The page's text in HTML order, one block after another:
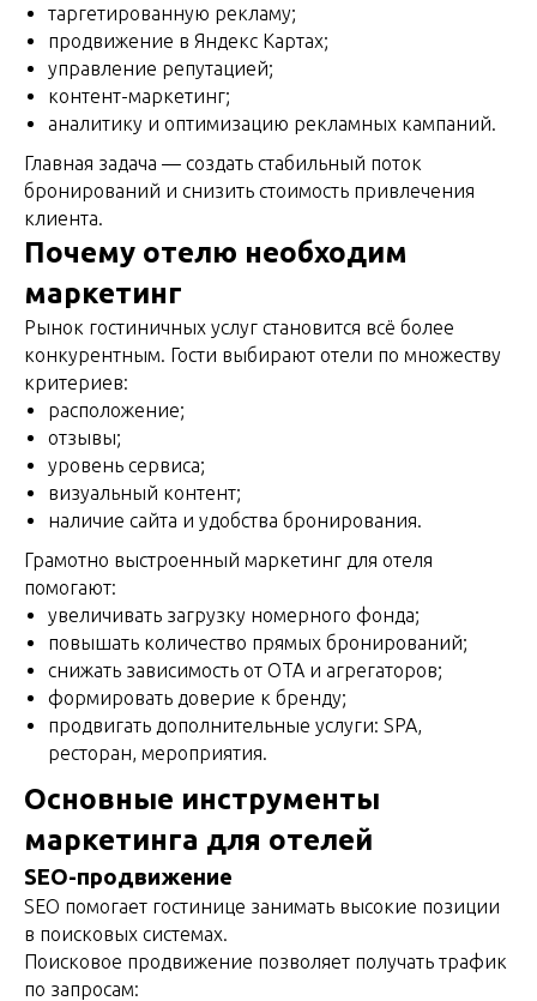
таргетированную рекламу;
продвижение в Яндекс Картах;
управление репутацией;
контент-маркетинг;
аналитику и оптимизацию рекламных кампаний.
Главная задача — создать стабильный поток
бронирований и снизить стоимость привлечения
клиента.
Почему отелю необходим
маркетинг
Рынок гостиничных услуг становится всё более
конкурентным. Гости выбирают отели по множеству
критериев:
расположение;
отзывы;
уровень сервиса;
визуальный контент;
наличие сайта и удобства бронирования.
Грамотно выстроенный маркетинг для отеля
помогают:
увеличивать загрузку номерного фонда;
повышать количество прямых бронирований;
снижать зависимость от OTA и агрегаторов;
формировать доверие к бренду;
продвигать дополнительные услуги: SPA,
ресторан, мероприятия.
Основные инструменты
маркетинга для отелей
SEO-продвижение
SEO помогает гостинице занимать высокие позиции
в поисковых системах.
Поисковое продвижение позволяет получать трафик
по запросам: